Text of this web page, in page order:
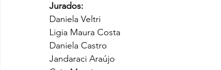
Jurados:
Daniela Veltri
Ligia Maura Costa
Daniela Castro
Jandaraci Araújo